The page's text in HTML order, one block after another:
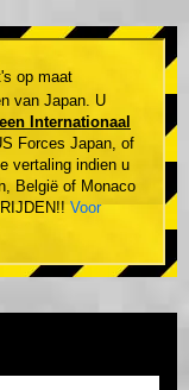
op maat
van Japan. U
een Internationaal
Forces Japan, of
vertaling indien u
België of Monaco
Voor